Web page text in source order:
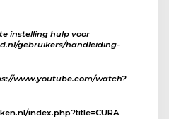
instelling hulp voor
gebruikers/handleiding-
www.youtube.com/watch?
index.php?title=CURA